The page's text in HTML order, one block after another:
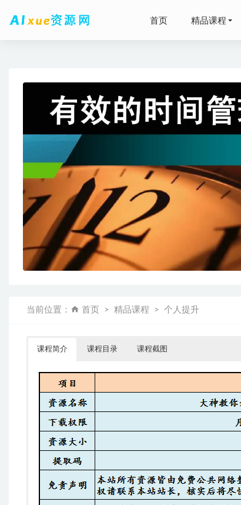
首页 精品课程
当前位置： 首页 精品课程 个人提升
课程简介 课程目录 课程截图